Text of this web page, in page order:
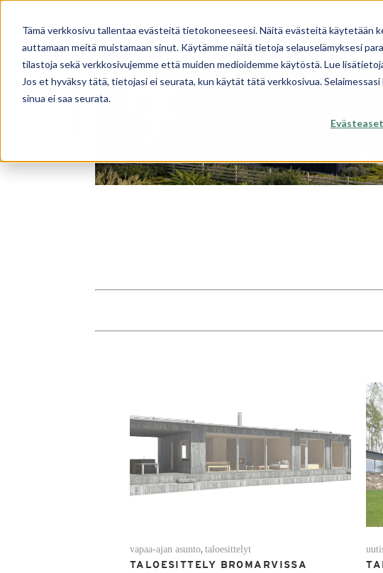
Tämä verkkosivu tallentaa evästeitä tietokoneeseesi. Näitä evästeitä käytetään
auttamaan meitä muistamaan sinut. Käytämme näitä tietoja selauselämyksesi
tilastoja sekä verkkosivujemme että muiden medioidemme käytöstä. Lue
Jos et hyväksy tätä, tietojasi ei seurata, kun käytät tätä verkkosivua.
sinua ei saa seurata.
vapaa-ajan asunto, taloesittelyt
TALOESITTELY BROMARVISSA